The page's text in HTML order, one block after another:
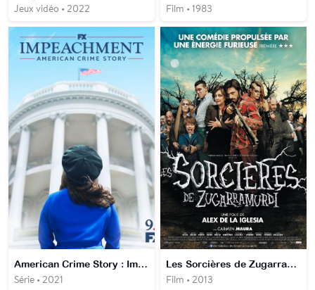
Jeux vidéo • 2022 Film • 1983
American Crime Story : Impeachment
Série • 2021
Les Sorcières de Zugarramurdi
Film • 2013